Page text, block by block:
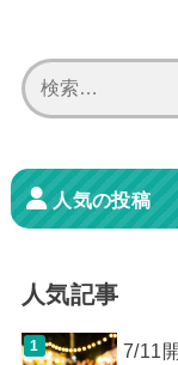
人気の投稿
人気記事
7/11